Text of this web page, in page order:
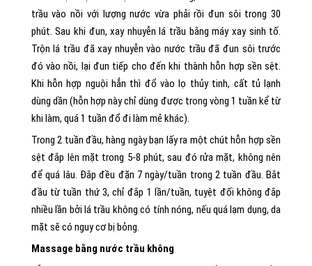
trầu vào nồi với lượng nước vừa phải rồi đun sôi trong 30
phút. Sau khi đun, xay nhuyễn lá trầu bằng máy xay sinh tố.
Trộn lá trầu đã xay nhuyễn vào nước trầu đã đun sôi trước
đó vào nồi, lại đun tiếp cho đến khi thành hỗn hợp sền sệt.
Khi hỗn hợp nguội hẳn thì đổ vào lọ thủy tinh, cất tủ lạnh
dùng dần (hỗn hợp này chỉ dùng được trong vòng 1 tuần kể từ
khi làm, quá 1 tuần đổ đi làm mẻ khác).
Trong 2 tuần đầu, hàng ngày bạn lấy ra một chút hỗn hợp sền
sệt đắp lên mặt trong 5-8 phút, sau đó rửa mặt, không nên
để quá lâu. Đắp đều đặn 7 ngày/tuần trong 2 tuần đầu. Bắt
đầu từ tuần thứ 3, chỉ đắp 1 lần/tuần, tuyệt đối không đắp
nhiều lần bởi lá trầu không có tính nóng, nếu quá lạm dụng, da
mặt sẽ có nguy cơ bị bỏng.
Massage bằng nước trầu không